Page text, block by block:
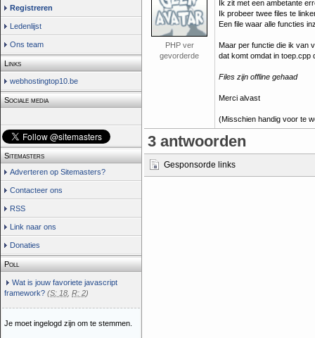
Registreren
Ledenlijst
Ons team
Links
webhostingtop10.be
Sociale media
Sitemasters
Adverteren op Sitemasters?
Contacteer ons
RSS
Link naar ons
Donaties
Poll
Wat is jouw favoriete javascript
framework? (S: 18 R: 2)
Je moet ingelogd zijn om te stemmen.
PHP ver
gevorderde
Ik zit met een ambetante
Ik probeer twee files te
Een file waar alle functies
Maar per functie die ik van
dat komt omdat in toep.cpp
Files zijn offline gehaad
Merci alvast
(Misschien handig voor te
3 antwoorden
Gesponsorde links